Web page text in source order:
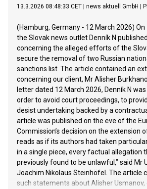
13.3.2026 08:48:33 CET news aktuell GmbH
(Hamburg, Germany - 12 March 2026) On
the Slovak news outlet Denník N
concerning the alleged efforts of the
secure the removal of two Russian
sanctions list. The article contained an
concerning our client, Mr Alisher
letter dated 12 March 2026, Denník N
order to avoid court proceedings, to
desist undertaking backed by a
article was published on the eve of the
Commission’s decision on the extension
reads as if its authors had taken
in a single piece, every factual allegation
previously found to be unlawful,” said Mr
Joachim Nikolaus Steinhöfel. The article
such statements about Alisher